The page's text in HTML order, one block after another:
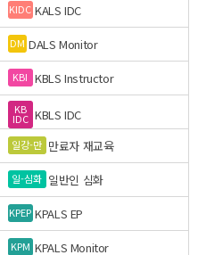
KIDC KALS IDC
DM DALS Monitor
KBI KBLS Instructor
KB
IDC KBLS IDC
일강-만 만료자 재교육
일-심화 일반인 심화
KPEP KPALS EP
KPM KPALS Monitor